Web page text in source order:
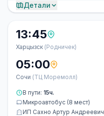
Детали
13:45
Харцызск (Родничек)
05:00
Сочи (ТЦ Моремолл)
В пути: 15ч.
Микроавтобус (8 мест)
ИП Сахно Артур Андреевич